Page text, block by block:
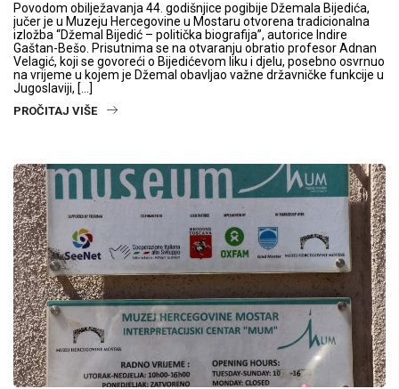
Povodom obilježavanja 44. godišnjice pogibije Džemala Bijedića,
jučer je u Muzeju Hercegovine u Mostaru otvorena tradicionalna
izložba “Džemal Bijedić – politička biografija”, autorice Indire
Gaštan-Bešo. Prisutnima se na otvaranju obratio profesor Adnan
Velagić, koji se govoreći o Bijedićevom liku i djelu, posebno osvrnuo
na vrijeme u kojem je Džemal obavljao važne državničke funkcije u
Jugoslaviji, […]
PROČITAJ VIŠE